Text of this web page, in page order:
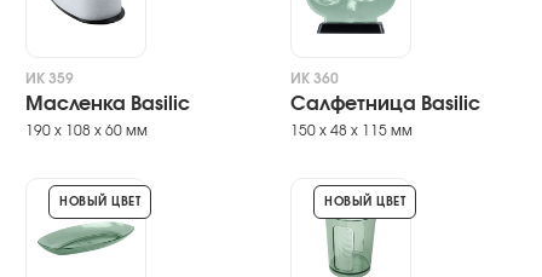
ИК 359
Масленка Basilic
190 х 108 х 60 мм
ИК 360
Салфетница Basilic
150 х 48 х 115 мм
НОВЫЙ ЦВЕТ НОВЫЙ ЦВЕТ